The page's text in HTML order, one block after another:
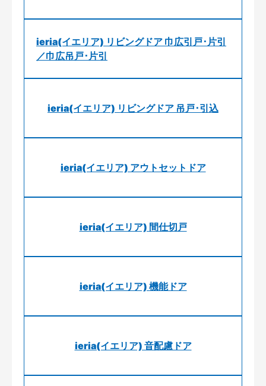
ieria(イエリア) リビングドア 巾広引戸･片引
／巾広吊戸･片引
ieria(イエリア) リビングドア 吊戸･引込
ieria(イエリア) アウトセットドア
ieria(イエリア) 間仕切戸
ieria(イエリア) 機能ドア
ieria(イエリア) 音配慮ドア